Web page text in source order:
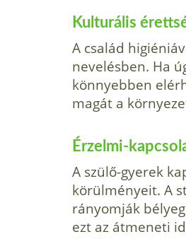
Kulturális
A család
nevelésben. Ha
könnyebben
magát a
Érzelmi-
A szülő-gyerek
körülményeit. A
rányomják
ezt az átmeneti